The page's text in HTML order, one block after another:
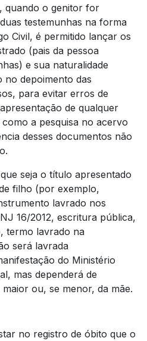
quando o genitor for
testemunhas na forma
Civil, é permitido lançar os
(pais da pessoa
e sua naturalidade
no depoimento das
para evitar erros de
de qualquer
a pesquisa no acervo
desses documentos não
seja o título apresentado
filho (por exemplo,
lavrado nos
16/2012, escritura pública,
termo lavrado na
será lavrada
do Ministério
mas dependerá de
ou, se menor, da mãe.
no registro de óbito que o